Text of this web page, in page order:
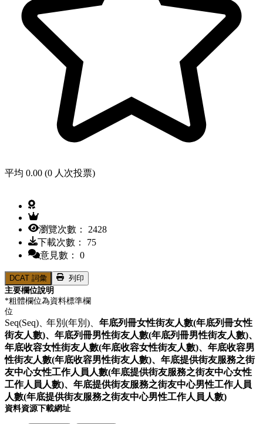
平均 0.00 (0 人次投票)
瀏覽次數： 2428
下載次數： 75
意見數： 0
DCAT 詞彙
列印
主要欄位說明
*粗體欄位為資料標準欄
位
Seq(Seq)、年別(年別)、 年底列冊女性街友人數(年底列冊女性
街友人數)、 年底列冊男性街友人數(年底列冊男性街友人數)、
年底收容女性街友人數(年底收容女性街友人數)、 年底收容男
性街友人數(年底收容男性街友人數)、 年底提供街友服務之街
友中心女性工作人員人數(年底提供街友服務之街友中心女性
工作人員人數)、 年底提供街友服務之街友中心男性工作人員
人數(年底提供街友服務之街友中心男性工作人員人數)
資料資源下載網址